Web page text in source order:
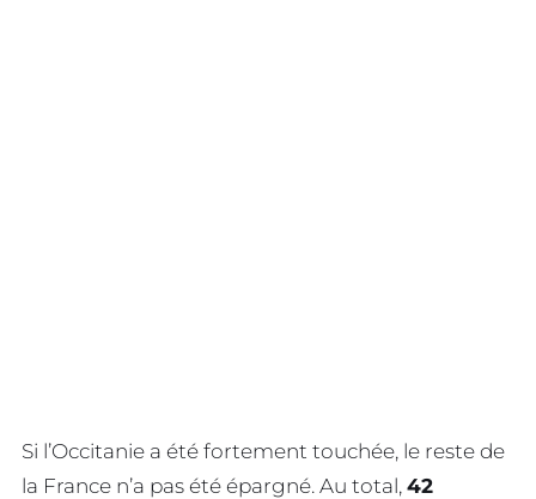
Si l’Occitanie a été fortement touchée, le reste de
la France n’a pas été épargné. Au total, 42